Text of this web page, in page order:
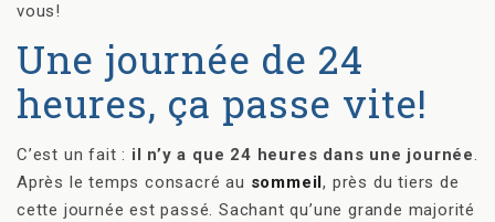
vous!
Une journée de 24
heures, ça passe vite!
C’est un fait : il n’y a que 24 heures dans une journée.
Après le temps consacré au sommeil, près du tiers de
cette journée est passé. Sachant qu’une grande majorité